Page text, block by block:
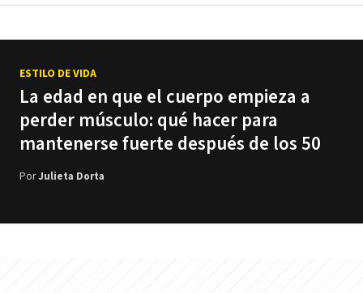
La edad en que el cuerpo empieza a
perder músculo: qué hacer para
mantenerse fuerte después de los 50
ESTILO DE VIDA
PorJulieta Dorta